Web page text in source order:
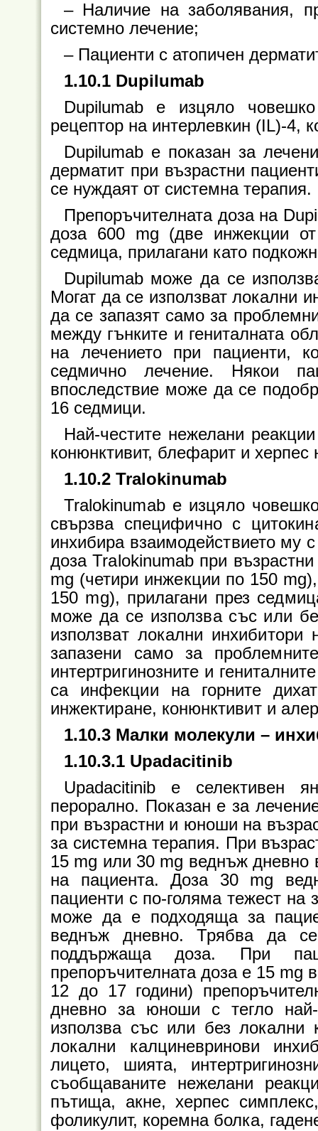
– Наличие на заболявания,
системно лечение;
– Пациенти с атопичен
1.10.1 Dupilumab
Dupilumab е изцяло
рецептор на интерлевкин (IL)-4,
Dupilumab е показан за
дерматит при възрастни
се нуждаят от системна терапия.
Препоръчителната доза на
доза 600 mg (две инжекции
седмица, прилагани като
Dupilumab може да се
Могат да се използват локални
да се запазят само за
между гънките и гениталната
на лечението при пациенти,
седмично лечение. Някои
впоследствие може да се
16 седмици.
Най-честите нежелани
конюнктивит, блефарит и херпес
1.10.2 Tralokinumab
Tralokinumab е изцяло
свързва специфично с
инхибира взаимодействието му
доза Tralokinumab при
mg (четири инжекции по 150
150 mg), прилагани през
може да се използва със или
използват локални
запазени само за
интертригинозните и
са инфекции на горните
инжектиране, конюнктивит и
1.10.3 Малки молекули –
1.10.3.1 Upadacitinib
Upadacitinib е селективен
перорално. Показан е за
при възрастни и юноши на
за системна терапия. При
15 mg или 30 mg веднъж дневно
на пациента. Доза 30 mg
пациенти с по-голяма тежест
може да е подходяща за
веднъж дневно. Трябва да
поддържаща доза. При
препоръчителната доза е 15
12 до 17 години)
дневно за юноши с тегло
използва със или без локални
локални калциневринови
лицето, шията,
съобщаваните нежелани
пътища, акне, херпес
фоликулит, коремна болка,